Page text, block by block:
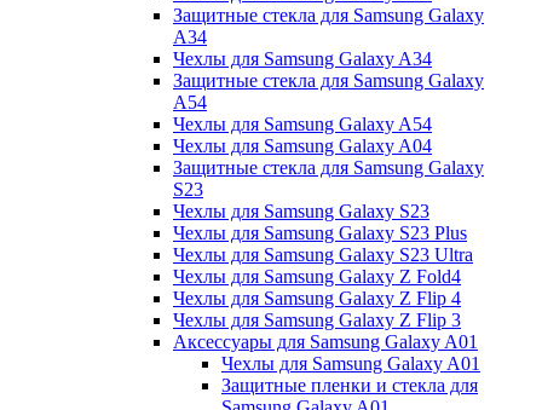
Защитные стекла для Samsung Galaxy
A34
Чехлы для Samsung Galaxy A34
Защитные стекла для Samsung Galaxy
A54
Чехлы для Samsung Galaxy A54
Чехлы для Samsung Galaxy A04
Защитные стекла для Samsung Galaxy
S23
Чехлы для Samsung Galaxy S23
Чехлы для Samsung Galaxy S23 Plus
Чехлы для Samsung Galaxy S23 Ultra
Чехлы для Samsung Galaxy Z Fold4
Чехлы для Samsung Galaxy Z Flip 4
Чехлы для Samsung Galaxy Z Flip 3
Аксессуары для Samsung Galaxy A01
Чехлы для Samsung Galaxy A01
Защитные пленки и стекла для